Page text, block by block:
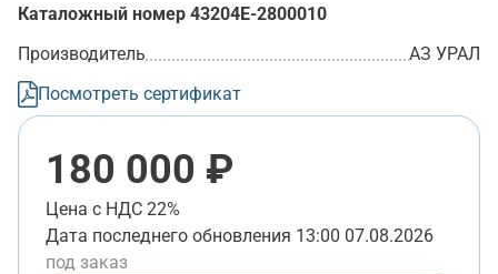
Каталожный номер 43204Е-2800010
Производитель
АЗ УРАЛ
Посмотреть сертификат
180 000 ₽
Цена с НДС 22%
Дата последнего обновления 13:00 07.08.2026
под заказ